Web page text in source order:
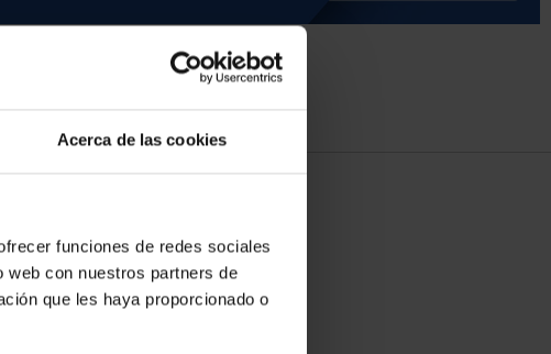
Acerca de las cookies
funciones de redes sociales
web con nuestros partners de
que les haya proporcionado o